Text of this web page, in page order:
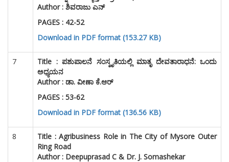
Author : ಶಿವರಾಜು ಎನ್
PAGES : 42-52
Download in PDF format (153.27 KB)
7 Title : ಪಶುಪಾಲನೆ ಸಂಸ್ಕೃತಿಯಲ್ಲಿ ಮಾತೃ ದೇವತಾರಾಧನೆ: ಒಂದು
ಅಧ್ಯಯನ
Author : ಡಾ. ವೀಣಾ ಕೆ.ಆರ್
PAGES : 53-62
Download in PDF format (136.56 KB)
8 Title :Agribusiness Role in The City of Mysore Outer
Ring Road
Author : Deepuprasad C & Dr. J. Somashekar